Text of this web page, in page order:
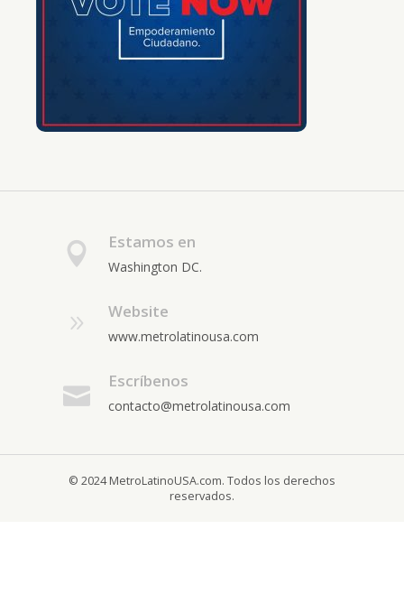
Estamos en
Washington DC.
Website
www.metrolatinousa.com
Escríbenos
contacto@metrolatinousa.com
© 2024 MetroLatinoUSA.com. Todos los derechos
reservados.